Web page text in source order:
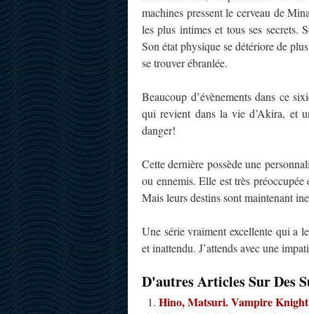
machines pressent le cerveau de
les plus intimes et tous ses secrets.
Son état physique se détériore de
se trouver ébranlée.
Beaucoup d’évènements dans ce
qui revient dans la vie d’Akira, et
danger!
Cette dernière possède une
ou ennemis. Elle est très
Mais leurs destins sont maintenant
Une série vraiment excellente qui a
et inattendu. J’attends avec une
D'autres Articles Sur Des
Hino, Matsuri. Vampire